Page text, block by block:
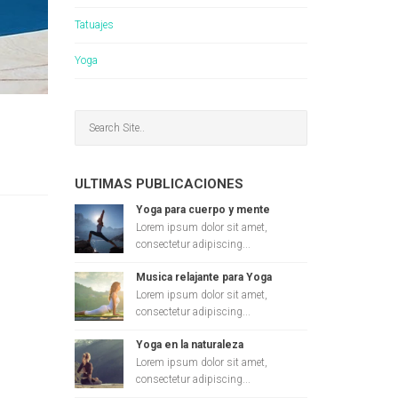
Tatuajes
Yoga
ULTIMAS PUBLICACIONES
Yoga para cuerpo y mente
Lorem ipsum dolor sit amet,
consectetur adipiscing...
Musica relajante para Yoga
Lorem ipsum dolor sit amet,
consectetur adipiscing...
Yoga en la naturaleza
Lorem ipsum dolor sit amet,
consectetur adipiscing...